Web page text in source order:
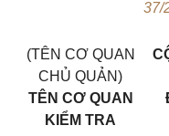
37/
(TÊN CƠ QUAN
CHỦ QUẢN)
TÊN CƠ QUAN
KIỂM TRA